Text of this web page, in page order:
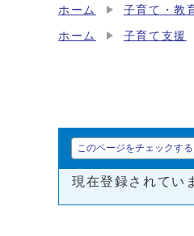
ホーム 子育て・教
ホーム 子育て支援
このページをチェックする
現在登録されてい